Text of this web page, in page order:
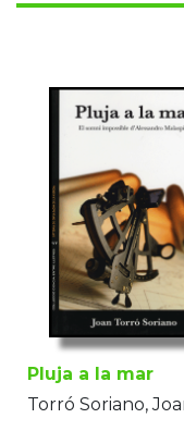
Pluja a la mar
Torró Soriano,